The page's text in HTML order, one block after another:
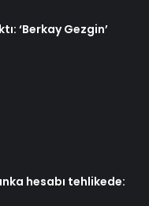
‘Berkay Gezgin’
hesabı tehlikede: